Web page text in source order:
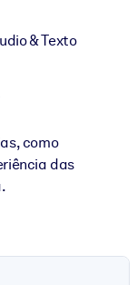
de
confiável e
& Texto
como
das